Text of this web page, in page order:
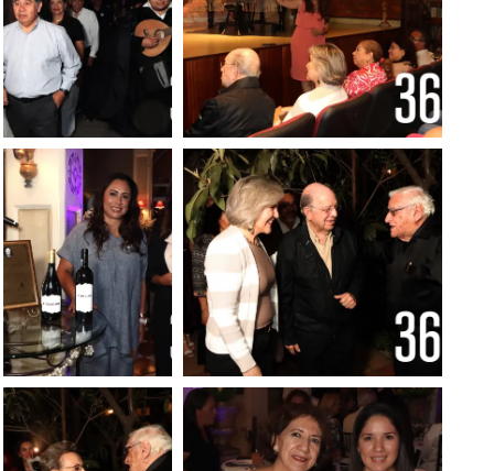
Foto: Francisco
Muñiz
Foto: Francisco Muñiz
Foto: Francisco
Muñiz
Foto: Francisco Muñiz